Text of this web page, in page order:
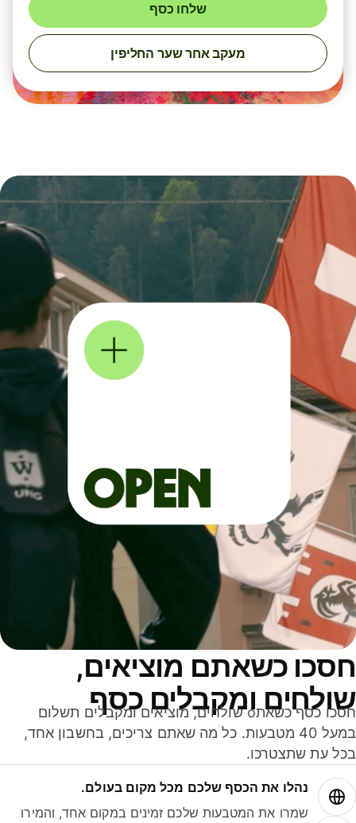
שלחו כסף
מעקב אחר שער החליפין
כשאתם מוציאים,
ומקבלים כסף
חסכו כסף כשאתo שולחים, מוציאים ומקבלים תשלום
במעל 40 מטבעות. כל מה שאתם צריכים, בחשבון אחד,
עת שתצטרכו.
נהלו את הכסף שלכם מכל מקום בעולם.
שמרו את המטבעות שלכם זמינים במקום אחד, והמירו